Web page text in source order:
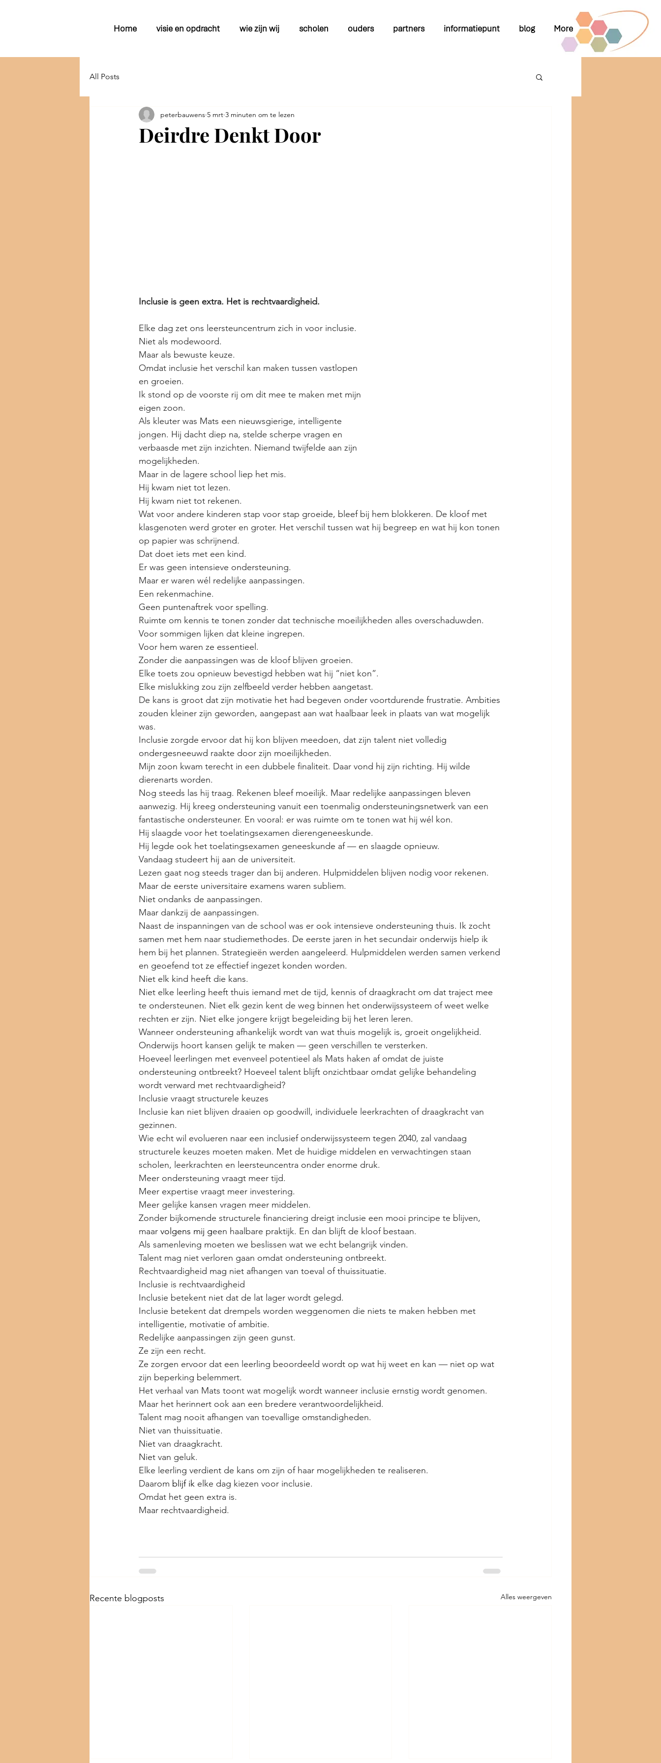
Home visie en opdracht wie zijn wij scholen ouders partners informatiepunt blog More
All Posts
Deirdre Denkt Door
peterbauwens 5 mrt 3 minuten om te lezen
Inclusie is geen extra. Het is rechtvaardigheid.
Elke dag zet ons leersteuncentrum zich in voor inclusie.
Niet als modewoord.
Maar als bewuste keuze.
Omdat inclusie het verschil kan maken tussen vastlopen
en groeien.
Ik stond op de voorste rij om dit mee te maken met mijn
eigen zoon.
Als kleuter was Mats een nieuwsgierige, intelligente
jongen. Hij dacht diep na, stelde scherpe vragen en
verbaasde met zijn inzichten. Niemand twijfelde aan zijn
mogelijkheden.
Maar in de lagere school liep het mis.
Hij kwam niet tot lezen.
Hij kwam niet tot rekenen.
Wat voor andere kinderen stap voor stap groeide, bleef bij hem blokkeren. De kloof met
klasgenoten werd groter en groter. Het verschil tussen wat hij begreep en wat hij kon tonen
op papier was schrijnend.
Dat doet iets met een kind.
Er was geen intensieve ondersteuning.
Maar er waren wél redelijke aanpassingen.
Een rekenmachine.
Geen puntenaftrek voor spelling.
Ruimte om kennis te tonen zonder dat technische moeilijkheden alles overschaduwden.
Voor sommigen lijken dat kleine ingrepen.
Voor hem waren ze essentieel.
Zonder die aanpassingen was de kloof blijven groeien.
Elke toets zou opnieuw bevestigd hebben wat hij “niet kon”.
Elke mislukking zou zijn zelfbeeld verder hebben aangetast.
De kans is groot dat zijn motivatie het had begeven onder voortdurende frustratie. Ambities
zouden kleiner zijn geworden, aangepast aan wat haalbaar leek in plaats van wat mogelijk
was.
Inclusie zorgde ervoor dat hij kon blijven meedoen, dat zijn talent niet volledig
ondergesneeuwd raakte door zijn moeilijkheden.
Mijn zoon kwam terecht in een dubbele finaliteit. Daar vond hij zijn richting. Hij wilde
dierenarts worden.
Nog steeds las hij traag. Rekenen bleef moeilijk. Maar redelijke aanpassingen bleven
aanwezig. Hij kreeg ondersteuning vanuit een toenmalig ondersteuningsnetwerk van een
fantastische ondersteuner. En vooral: er was ruimte om te tonen wat hij wél kon.
Hij slaagde voor het toelatingsexamen dierengeneeskunde.
Hij legde ook het toelatingsexamen geneeskunde af — en slaagde opnieuw.
Vandaag studeert hij aan de universiteit.
Lezen gaat nog steeds trager dan bij anderen. Hulpmiddelen blijven nodig voor rekenen.
Maar de eerste universitaire examens waren subliem.
Niet ondanks de aanpassingen.
Maar dankzij de aanpassingen.
Naast de inspanningen van de school was er ook intensieve ondersteuning thuis. Ik zocht
samen met hem naar studiemethodes. De eerste jaren in het secundair onderwijs hielp ik
hem bij het plannen. Strategieën werden aangeleerd. Hulpmiddelen werden samen verkend
en geoefend tot ze effectief ingezet konden worden.
Niet elk kind heeft die kans.
Niet elke leerling heeft thuis iemand met de tijd, kennis of draagkracht om dat traject mee
te ondersteunen. Niet elk gezin kent de weg binnen het onderwijssysteem of weet welke
rechten er zijn. Niet elke jongere krijgt begeleiding bij het leren leren.
Wanneer ondersteuning afhankelijk wordt van wat thuis mogelijk is, groeit ongelijkheid.
Onderwijs hoort kansen gelijk te maken — geen verschillen te versterken.
Hoeveel leerlingen met evenveel potentieel als Mats haken af omdat de juiste
ondersteuning ontbreekt? Hoeveel talent blijft onzichtbaar omdat gelijke behandeling
wordt verward met rechtvaardigheid?
Inclusie vraagt structurele keuzes
Inclusie kan niet blijven draaien op goodwill, individuele leerkrachten of draagkracht van
gezinnen.
Wie echt wil evolueren naar een inclusief onderwijssysteem tegen 2040, zal vandaag
structurele keuzes moeten maken. Met de huidige middelen en verwachtingen staan
scholen, leerkrachten en leersteuncentra onder enorme druk.
Meer ondersteuning vraagt meer tijd.
Meer expertise vraagt meer investering.
Meer gelijke kansen vragen meer middelen.
Zonder bijkomende structurele financiering dreigt inclusie een mooi principe te blijven,
maar volgens mij geen haalbare praktijk. En dan blijft de kloof bestaan.
Als samenleving moeten we beslissen wat we echt belangrijk vinden.
Talent mag niet verloren gaan omdat ondersteuning ontbreekt.
Rechtvaardigheid mag niet afhangen van toeval of thuissituatie.
Inclusie is rechtvaardigheid
Inclusie betekent niet dat de lat lager wordt gelegd.
Inclusie betekent dat drempels worden weggenomen die niets te maken hebben met
intelligentie, motivatie of ambitie.
Redelijke aanpassingen zijn geen gunst.
Ze zijn een recht.
Ze zorgen ervoor dat een leerling beoordeeld wordt op wat hij weet en kan — niet op wat
zijn beperking belemmert.
Het verhaal van Mats toont wat mogelijk wordt wanneer inclusie ernstig wordt genomen.
Maar het herinnert ook aan een bredere verantwoordelijkheid.
Talent mag nooit afhangen van toevallige omstandigheden.
Niet van thuissituatie.
Niet van draagkracht.
Niet van geluk.
Elke leerling verdient de kans om zijn of haar mogelijkheden te realiseren.
Daarom blijf ik elke dag kiezen voor inclusie.
Omdat het geen extra is.
Maar rechtvaardigheid.
Recente blogposts Alles weergeven